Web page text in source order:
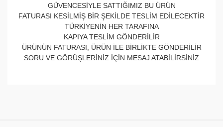
GÜVENCESİYLE SATTIĞIMIZ BU ÜRÜN
FATURASI KESİLMİŞ BİR ŞEKİLDE TESLİM EDİLECEKTİR
TÜRKİYENİN HER TARAFINA
KAPIYA TESLİM GÖNDERİLİR
ÜRÜNÜN FATURASI, ÜRÜN İLE BİRLİKTE GÖNDERİLİR
SORU VE GÖRÜŞLERİNİZ İÇİN MESAJ ATABİLİRSİNİZ